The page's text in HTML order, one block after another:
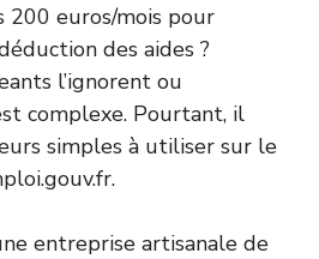
200 euros/mois pour
des aides ?
l’ignorent ou
complexe. Pourtant, il
simples à utiliser sur le
entreprise artisanale de